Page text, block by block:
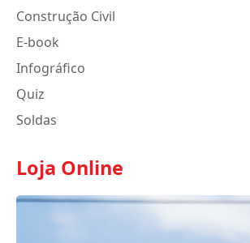
Construção Civil
E-book
Infográfico
Quiz
Soldas
Loja Online